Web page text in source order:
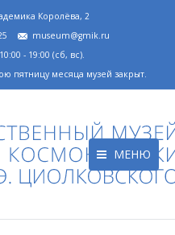
Королёва, 2
museum@gmik.ru
- 19:00 (сб, вс).
пятницу месяца музей закрыт.
МЕНЮ